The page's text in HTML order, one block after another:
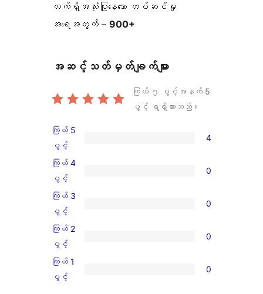
လက်ရှိအသုံးပြုနေသော တပ်ဆင်မှု
အရေအတွက် – 900+
အဆင့်သတ်မှတ်ချက်များ
ကြယ် ၅ ပွင့်အနက် 5
ပွင့် ရရှိထားသည်။
ကြယ်
5
ပွင့်
အဆင့်
သုံးသပ်
4
စောင်
ကြယ် 5
ပွင့်
4
ကြယ်
4
ပွင့်
အဆင့်
သုံးသပ်
0
စောင်
ကြယ် 4
ပွင့်
0
ကြယ်
3
ပွင့်
အဆင့်
သုံးသပ်
ကြယ် 3
ပွင့်
0
ကြယ်
2
ပွင့်
ကြယ် 2
ပွင့်
0
ကြယ်
ကြယ် 1
ပွင့်
0